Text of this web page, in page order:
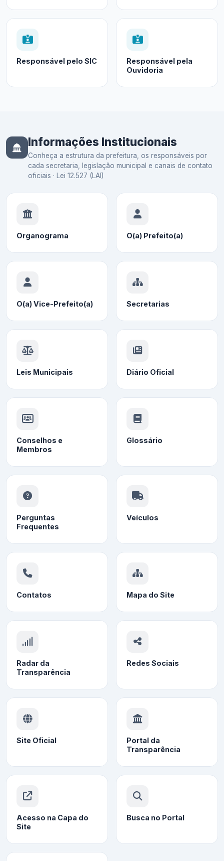
Responsável pelo SIC
Responsável pela
Ouvidoria
Informações Institucionais
Conheça a estrutura da prefeitura, os responsáveis por
cada secretaria, legislação municipal e canais de contato
oficiais · Lei 12.527 (LAI)
Organograma O(a) Prefeito(a)
O(a) Vice-Prefeito(a) Secretarias
Leis Municipais Diário Oficial
Conselhos e
Membros
Glossário
Perguntas
Frequentes
Veículos
Contatos Mapa do Site
Radar da
Transparência
Redes Sociais
Site Oficial
Portal da
Transparência
Acesso na Capa do
Site
Busca no Portal